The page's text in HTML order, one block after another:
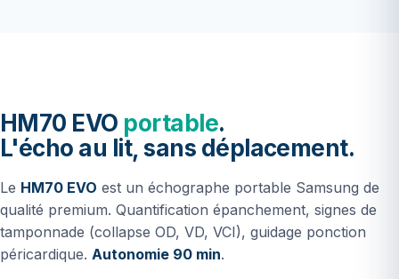
HM70 EVO portable.
L'écho au lit, sans déplacement.
Le HM70 EVO est un échographe portable Samsung de
qualité premium. Quantification épanchement, signes de
tamponnade (collapse OD, VD, VCI), guidage ponction
péricardique. Autonomie 90 min.